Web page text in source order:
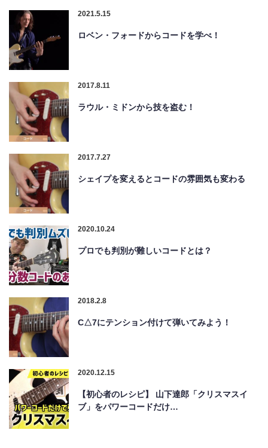
2021.5.15
ロベン・フォードからコードを学べ！
2017.8.11
ラウル・ミドンから技を盗む！
2017.7.27
シェイプを変えるとコードの雰囲気も変わる
2020.10.24
プロでも判別が難しいコードとは？
2018.2.8
C△7にテンション付けて弾いてみよう！
2020.12.15
【初心者のレシピ】 山下達郎「クリスマスイ
ブ」をパワーコードだけ…